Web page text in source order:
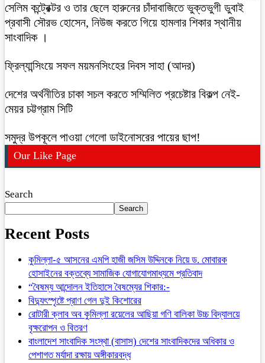
সেলিম কন্ট্রেক্টর ও তার ছেলে হারুনের চাঁদাবাজিতে ভুক্তভুগী ডুবাই
প্রবাসী সৌরভ হোসেন, নিউজ করতে গিয়ে হামলার শিকার স্থানীয়
সাংবাদিক ।
ফ্রিল্যান্সিংয়ে সফল ময়মনসিংহের দিবস সাহা (আদর)
দেশের অর্থনীতির চাকা সচল করতে সম্মিলিত প্রচেষ্টার বিকল্প নেই-
মেয়র চট্টগ্রাম সিটি
সমুদ্র উপকূলে পাওয়া গেলো ডাইনোসরের পায়ের ছাপ!
Our Like Page
Search
Search
Recent Posts
কুমিল্লা-৫ আসনের এমপি হাজী জসিম উদ্দিনকে নিয়ে ড. মোবারক
হোসাইনের বক্তব্যে সামাজিক যোগাযোগমাধ্যমে প্রতিবাদ
“বৈষম্য আন্দোলন ইতিহাসে বৈষম্যের শিকার:-
বিদ্যুৎস্পৃষ্টে প্রাণ গেল দুই কিশোরের
রোটারী ক্লাব অব কুমিল্লা রয়েলের আছিয়া গণি বালিকা উচ্চ বিদ্যালয়ে
বৃক্ষরোপন ও বিতরণ
বাংলাদেশ সাংবাদিক সংস্থা (বাসাস) দেশের সাংবাদিকদের অধিকার ও
পেশাগত মর্যাদা রক্ষায় অঙ্গীকারবদ্ধ